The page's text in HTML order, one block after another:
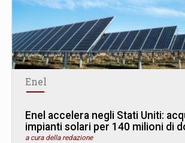
Enel
Enel accelera negli Stati Uniti:
impianti solari per 140 milioni di
a cura della redazione